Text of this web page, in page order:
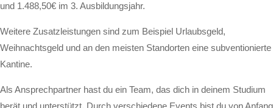
und 1.488,50€ im 3. Ausbildungsjahr.
Weitere Zusatzleistungen sind zum Beispiel Urlaubsgeld,
Weihnachtsgeld und an den meisten Standorten eine subventionierte
Kantine.
Als Ansprechpartner hast du ein Team, das dich in deinem Studium
berät und unterstützt. Durch verschiedene Events bist du von Anfang